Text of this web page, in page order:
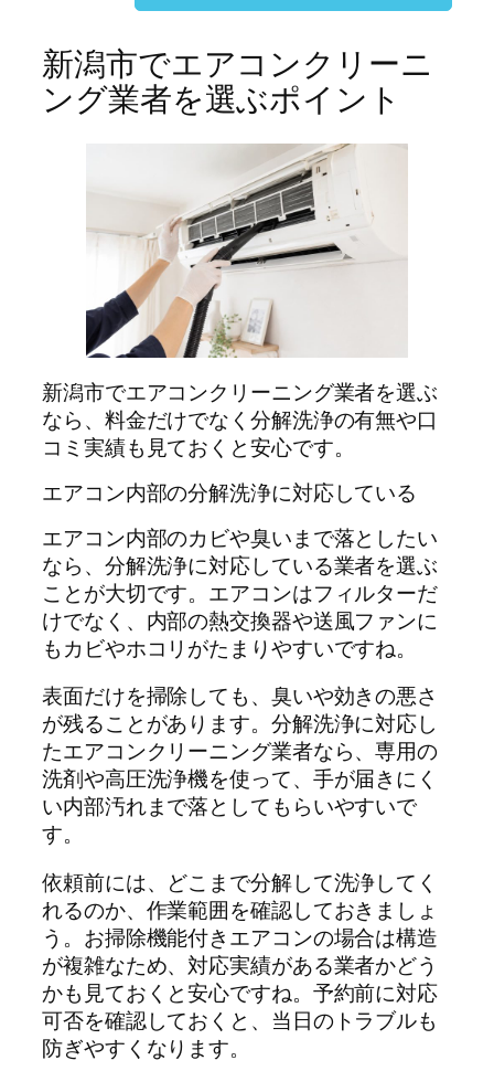
新潟市でエアコンクリーニ
ング業者を選ぶポイント
新潟市でエアコンクリーニング業者を選ぶ
なら、料金だけでなく分解洗浄の有無や口
コミ実績も見ておくと安心です。
エアコン内部の分解洗浄に対応している
エアコン内部のカビや臭いまで落としたい
なら、分解洗浄に対応している業者を選ぶ
ことが大切です。エアコンはフィルターだ
けでなく、内部の熱交換器や送風ファンに
もカビやホコリがたまりやすいですね。
表面だけを掃除しても、臭いや効きの悪さ
が残ることがあります。分解洗浄に対応し
たエアコンクリーニング業者なら、専用の
洗剤や高圧洗浄機を使って、手が届きにく
い内部汚れまで落としてもらいやすいで
す。
依頼前には、どこまで分解して洗浄してく
れるのか、作業範囲を確認しておきましょ
う。お掃除機能付きエアコンの場合は構造
が複雑なため、対応実績がある業者かどう
かも見ておくと安心ですね。予約前に対応
可否を確認しておくと、当日のトラブルも
防ぎやすくなります。